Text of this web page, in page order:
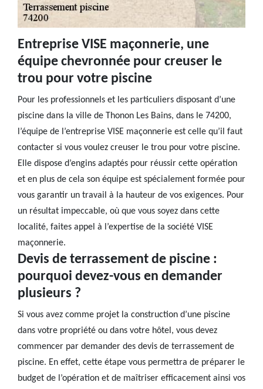
Entreprise VISE maçonnerie, une
équipe chevronnée pour creuser le
trou pour votre piscine
Pour les professionnels et les particuliers disposant d’une
piscine dans la ville de Thonon Les Bains, dans le 74200,
l’équipe de l’entreprise VISE maçonnerie est celle qu’il faut
contacter si vous voulez creuser le trou pour votre piscine.
Elle dispose d’engins adaptés pour réussir cette opération
et en plus de cela son équipe est spécialement formée pour
vous garantir un travail à la hauteur de vos exigences. Pour
un résultat impeccable, où que vous soyez dans cette
localité, faites appel à l’expertise de la société VISE
maçonnerie.
Devis de terrassement de piscine :
pourquoi devez-vous en demander
plusieurs ?
Si vous avez comme projet la construction d’une piscine
dans votre propriété ou dans votre hôtel, vous devez
commencer par demander des devis de terrassement de
piscine. En effet, cette étape vous permettra de préparer le
budget de l’opération et de maîtriser efficacement ainsi vos